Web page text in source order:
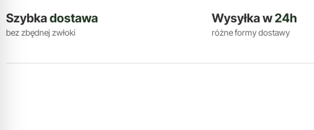
Szybkadostawa
bez zbędnej zwłoki
Wysyłka w24h
różne formy dostawy